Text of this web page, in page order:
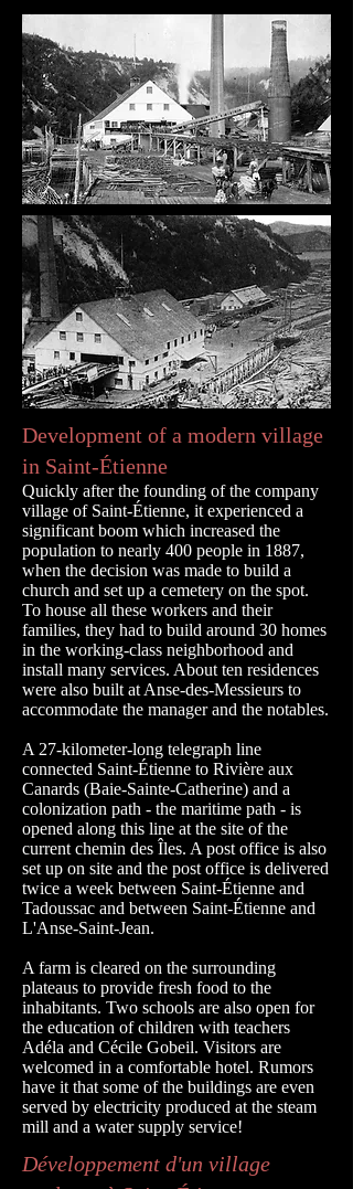
Development of a modern village
in Saint-Étienne
Quickly after the founding of the company
village of Saint-Étienne, it experienced a
significant boom which increased the
population to nearly 400 people in 1887,
when the decision was made to build a
church and set up a cemetery on the spot.
To house all these workers and their
families, they had to build around 30 homes
in the working-class neighborhood and
install many services. About ten residences
were also built at Anse-des-Messieurs to
accommodate the manager and the notables.
A 27-kilometer-long telegraph line
connected Saint-Étienne to Rivière aux
Canards (Baie-Sainte-Catherine) and a
colonization path - the maritime path - is
opened along this line at the site of the
current chemin des Îles. A post office is also
set up on site and the post office is delivered
twice a week between Saint-Étienne and
Tadoussac and between Saint-Étienne and
L'Anse-Saint-Jean.
A farm is cleared on the surrounding
plateaus to provide fresh food to the
inhabitants. Two schools are also open for
the education of children with teachers
Adéla and Cécile Gobeil. Visitors are
welcomed in a comfortable hotel. Rumors
have it that some of the buildings are even
served by electricity produced at the steam
mill and a water supply service!
Développement d'un village